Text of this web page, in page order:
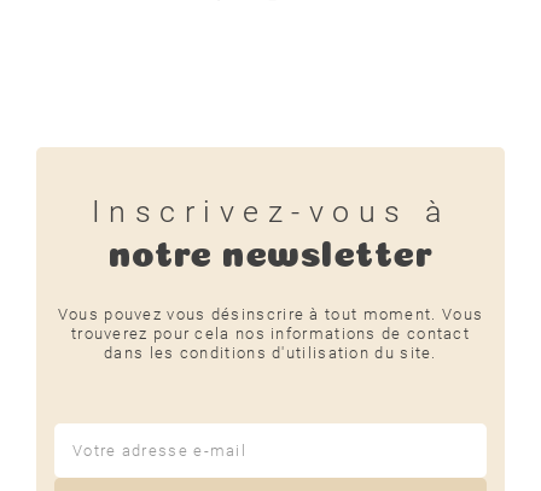
Inscrivez-vous à
notre newsletter
Vous pouvez vous désinscrire à tout moment. Vous
trouverez pour cela nos informations de contact
dans les conditions d'utilisation du site.